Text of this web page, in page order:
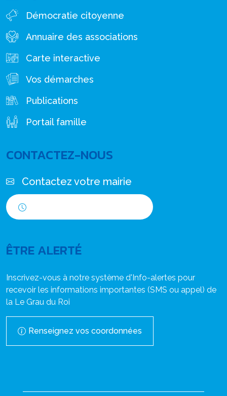
Démocratie citoyenne
Annuaire des associations
Carte interactive
Vos démarches
Publications
Portail famille
CONTACTEZ-NOUS
Contactez votre mairie
ÊTRE ALERTÉ
Inscrivez-vous à notre système d'Info-alertes pour
recevoir les informations importantes (SMS ou appel) de
la Le Grau du Roi
Renseignez vos coordonnées